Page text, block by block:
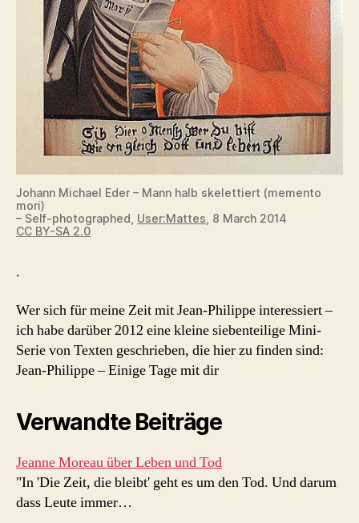
Johann Michael Eder – Mann halb skelettiert (memento
mori)
– Self-photographed, User:Mattes, 8 March 2014
CC BY-SA 2.0
.
Wer sich für meine Zeit mit Jean-Philippe interessiert –
ich habe darüber 2012 eine kleine siebenteilige Mini-
Serie von Texten geschrieben, die hier zu finden sind:
Jean-Philippe – Einige Tage mit dir
Verwandte Beiträge
Jeanne Moreau über Leben und Tod
"In 'Die Zeit, die bleibt' geht es um den Tod. Und darum
dass Leute immer…